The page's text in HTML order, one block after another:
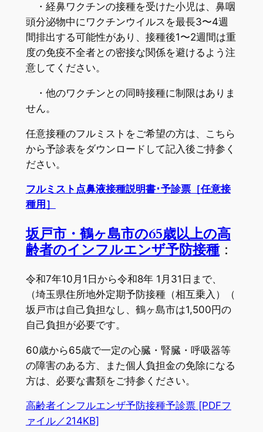
・経鼻ワクチンの接種を受けた小児は、鼻咽
頭分泌物中にワクチンウイルスを最長3〜4週
間排出する可能性があり、接種後1〜2週間は重
度の免疫不全者との密接な関係を避けるよう注
意してください。
・他のワクチンとの同時接種に制限はありま
せん。
任意接種のフルミストをご希望の方は、こちら
から予診表をダウンロードして記入後ご持参く
ださい。
フルミスト点鼻液接種説明書･予診票［任意接
種用］
坂戸市・鶴ヶ島市の65歳以上の高
齢者のインフルエンザ予防接種：
令和7年10月1日から令和8年 1月31日まで、
（埼玉県住所地外定期予防接種（相互乗入）（
坂戸市は自己負担なし、鶴ヶ島市は1,500円の
自己負担が必要です。
60歳から65歳で一定の心臓・腎臓・呼吸器等
の障害のある方、また個人負担金の免除になる
方は、必要な書類をご持参ください。
高齢者インフルエンザ予防接種予診票 [PDFフ
ァイル／214KB]